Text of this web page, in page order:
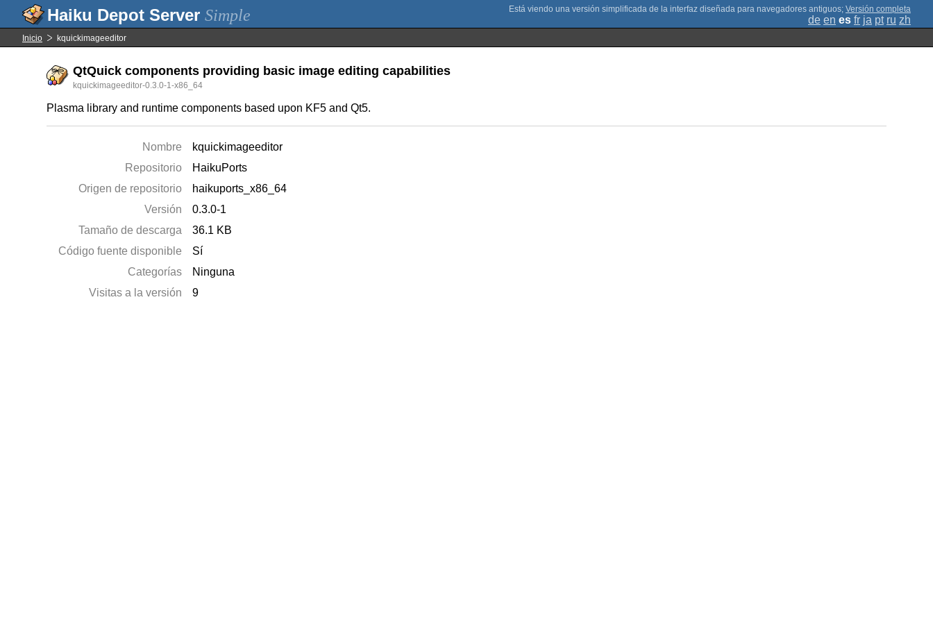
Simple ; Versión completa
de en es fr ja pt ru zh
Inicio kquickimageeditor
QtQuick components providing basic image editing capabilities
kquickimageeditor-0.3.0-1-x86_64
Plasma library and runtime components based upon KF5 and Qt5.
Nombre
kquickimageeditor
Repositorio
HaikuPorts
Origen de repositorio
haikuports_x86_64
Versión
0.3.0-1
Tamaño de descarga
36.1 KB
Código fuente disponible
Sí
Categorías
Ninguna
Visitas a la versión
9